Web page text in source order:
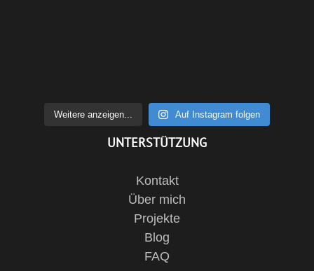
Weitere anzeigen... Auf Instagram folgen
UNTERSTÜTZUNG
Kontakt
Über mich
Projekte
Blog
FAQ